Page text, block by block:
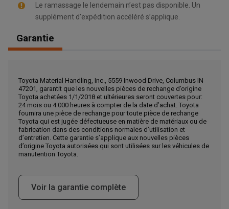
, , ,
Obtenir une direction
Appelez maintenant
Écrivez-nous
Le ramassage le lendemain n’est pas disponible. Un
supplément d’expédition accéléré s’applique.
Garantie
Toyota Material Handling, Inc., 5559 Inwood Drive, Columbus IN
47201, garantit que les nouvelles pièces de rechange d’origine
Toyota achetées 1/1/2018 et ultérieures seront couvertes pour:
24 mois ou 4 000 heures à compter de la date d’achat. Toyota
fournira une pièce de rechange pour toute pièce de rechange
Toyota qui est jugée défectueuse en matière de matériaux ou de
fabrication dans des conditions normales d’utilisation et
d’entretien. Cette garantie s’applique aux nouvelles pièces
d’origine Toyota autorisées qui sont utilisées sur les véhicules de
manutention Toyota.
Voir la garantie complète